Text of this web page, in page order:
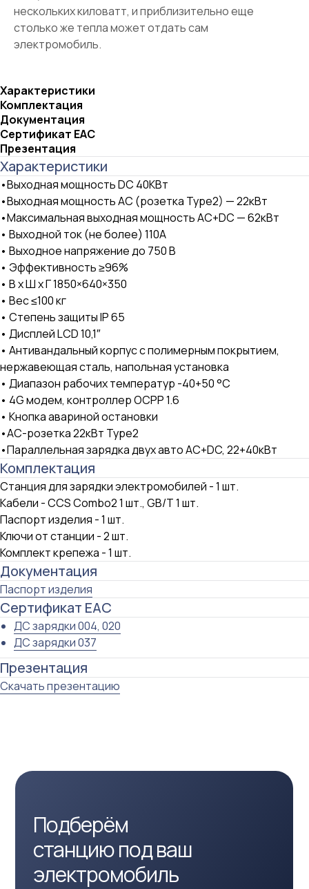
нескольких киловатт, и приблизительно еще
столько же тепла может отдать сам
электромобиль.
Характеристики
Комплектация
Документация
Сертификат ЕАС
Презентация
Характеристики
•Выходная мощность DC 40КВт
•Выходная мощность AC (розетка Type2) — 22кВт
•Максимальная выходная мощность AC+DC — 62кВт
• Выходной ток (не более) 110А
• Выходное напряжение до 750 В
• Эффективность ≥96%
• В х Ш х Г 1850×640×350
• Вес ≤100 кг
• Степень защиты IP 65
• Дисплей LCD 10,1″
• Антивандальный корпус с полимерным покрытием,
нержавеющая сталь, напольная установка
• Диапазон рабочих температур -40+50 °C
• 4G модем, контроллер OCPP 1.6
• Кнопка авариной остановки
•АС-розетка 22кВт Type2
•Параллельная зарядка двух авто AC+DC, 22+40кВт
Комплектация
Станция для зарядки электромобилей - 1 шт.
Кабели - CCS Combo2 1 шт., GB/T 1 шт.
Паспорт изделия - 1 шт.
Ключи от станции - 2 шт.
Комплект крепежа - 1 шт.
Документация
Паспорт изделия
Сертификат ЕАС
ДС зарядки 004, 020
ДС зарядки 037
Презентация
Скачать презентацию
Подберём
станцию под ваш
электромобиль